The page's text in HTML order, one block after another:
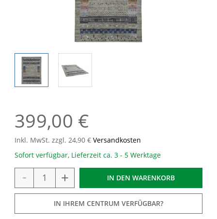
399,00 €
Inkl. MwSt. zzgl. 24,90 € Versandkosten
Sofort verfügbar, Lieferzeit ca. 3 - 5 Werktage
- + IN DEN WARENKORB
IN IHREM CENTRUM VERFÜGBAR?